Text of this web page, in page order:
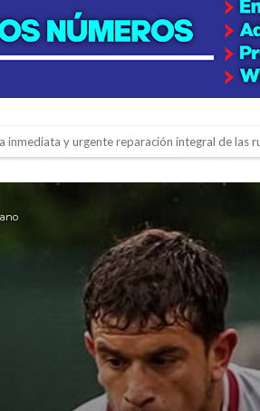
inmediata y urgente reparación integral de las
se recibió de médica y se reencontró con el
sus anuncios a los trabajadores
de Faltas por presuntas irregularidades
del ferrocarril
de adultos mayores